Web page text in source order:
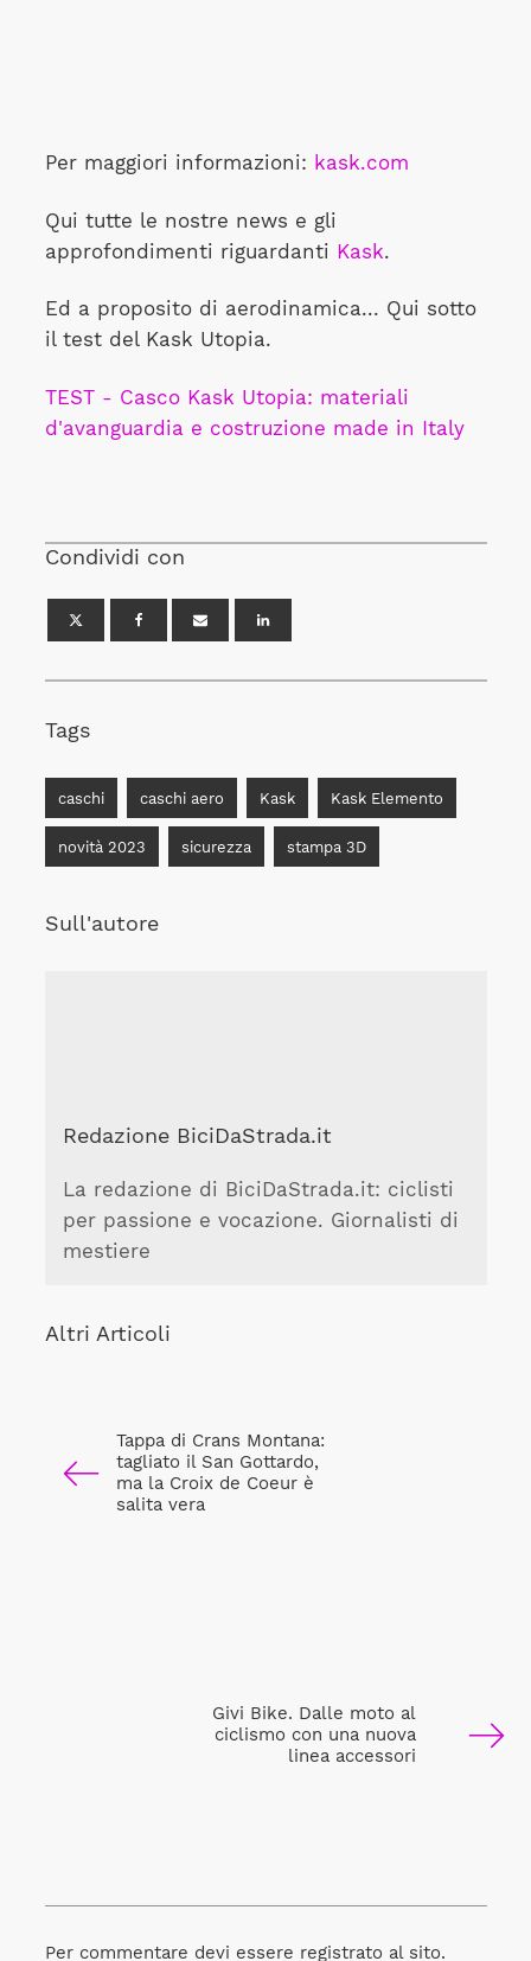
Per maggiori informazioni: kask.com
Qui tutte le nostre news e gli
approfondimenti riguardanti Kask.
Ed a proposito di aerodinamica... Qui sotto
il test del Kask Utopia.
TEST - Casco Kask Utopia: materiali
d'avanguardia e costruzione made in Italy
Condividi con
Tags
caschi caschi aero Kask Kask Elemento
novità 2023 sicurezza stampa 3D
Sull'autore
Redazione BiciDaStrada.it
La redazione di BiciDaStrada.it: ciclisti
per passione e vocazione. Giornalisti di
mestiere
Altri Articoli
Tappa di Crans Montana:
tagliato il San Gottardo,
ma la Croix de Coeur è
salita vera
Givi Bike. Dalle moto al
ciclismo con una nuova
linea accessori
Per commentare devi essere registrato al sito.